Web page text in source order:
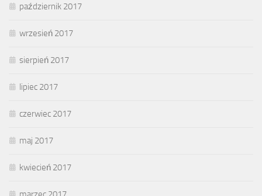
październik 2017
wrzesień 2017
sierpień 2017
lipiec 2017
czerwiec 2017
maj 2017
kwiecień 2017